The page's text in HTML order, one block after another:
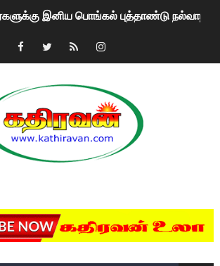
இனிய பொங்கல் புத்தாண்டு
பதவி விலக திட்டம்?
பிள்ளையார்கள்!
ஆய்வு…. இந்தியாவின் “கோவிஷீல்டு”
நபர் யார், என்ன நடந்தது?: உண்மையை
8 மில்லியன் அமெரிக்க டொலர் நட்டஈடு